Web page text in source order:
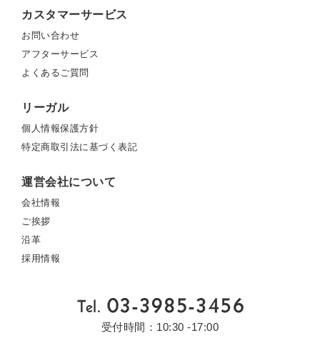
カスタマーサービス
お問い合わせ
アフターサービス
よくあるご質問
リーガル
個人情報保護方針
特定商取引法に基づく表記
運営会社について
会社情報
ご挨拶
沿革
採用情報
受付時間：10:30 -17:00